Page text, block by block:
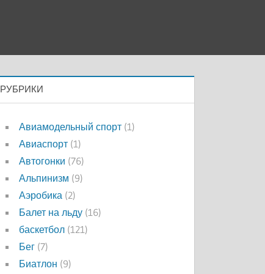
РУБРИКИ
Авиамодельный спорт (1)
Авиаспорт (1)
Автогонки (76)
Альпинизм (9)
Аэробика (2)
Балет на льду (16)
баскетбол (121)
Бег (7)
Биатлон (9)